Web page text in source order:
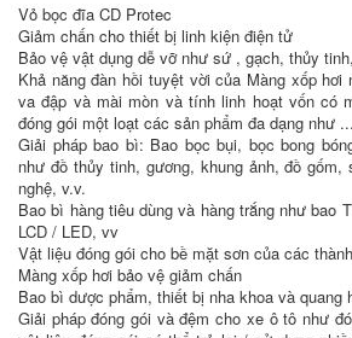
Vỏ bọc đĩa CD Protec
Giảm chấn cho thiết bị linh kiện điện tử
Bảo vệ vật dụng dễ vỡ như sứ , gạch, thủy
Khả năng đàn hồi tuyệt vời của Màng xốp hơi
va đập và mài mòn và tính linh hoạt vốn có
đóng gói một loạt các sản phẩm đa dạng như ...
Giải pháp bao bì: Bao bọc bụi, bọc bong
như đồ thủy tinh, gương, khung ảnh, đồ gốm,
nghệ, v.v.
Bao bì hàng tiêu dùng và hàng trắng như bao
LCD / LED, vv
Vật liệu đóng gói cho bề mặt sơn của các
Màng xốp hơi bảo vệ giảm chấn
Bao bì dược phẩm, thiết bị nha khoa và quang
Giải pháp đóng gói và đệm cho xe ô tô như